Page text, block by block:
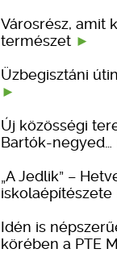
Városrész, amit
természet
Üzbegisztáni
Új közösségi
Bartók-negyed…
„A Jedlik” –
iskolaépítészete
Idén is
körében a PTE